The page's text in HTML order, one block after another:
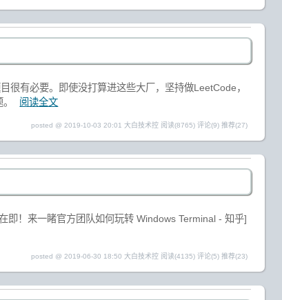
有必要。即使没打算进这些大厂，坚持做LeetCode，
阅读全文
posted @ 2019-10-03 20:01 大白技术控 阅读(8765) 评论(9) 推荐(27)
即！来一睹官方团队如何玩转 Windows Terminal - 知乎]
posted @ 2019-06-30 18:50 大白技术控 阅读(4135) 评论(5) 推荐(23)